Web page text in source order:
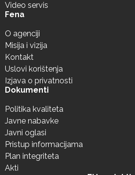
Video servis
Fena
O agenciji
Misija i vizija
Kontakt
Uslovi korištenja
Izjava o privatnosti
Dokumenti
Politika kvaliteta
Javne nabavke
Javni oglasi
Pristup informacijama
Plan integriteta
Akti